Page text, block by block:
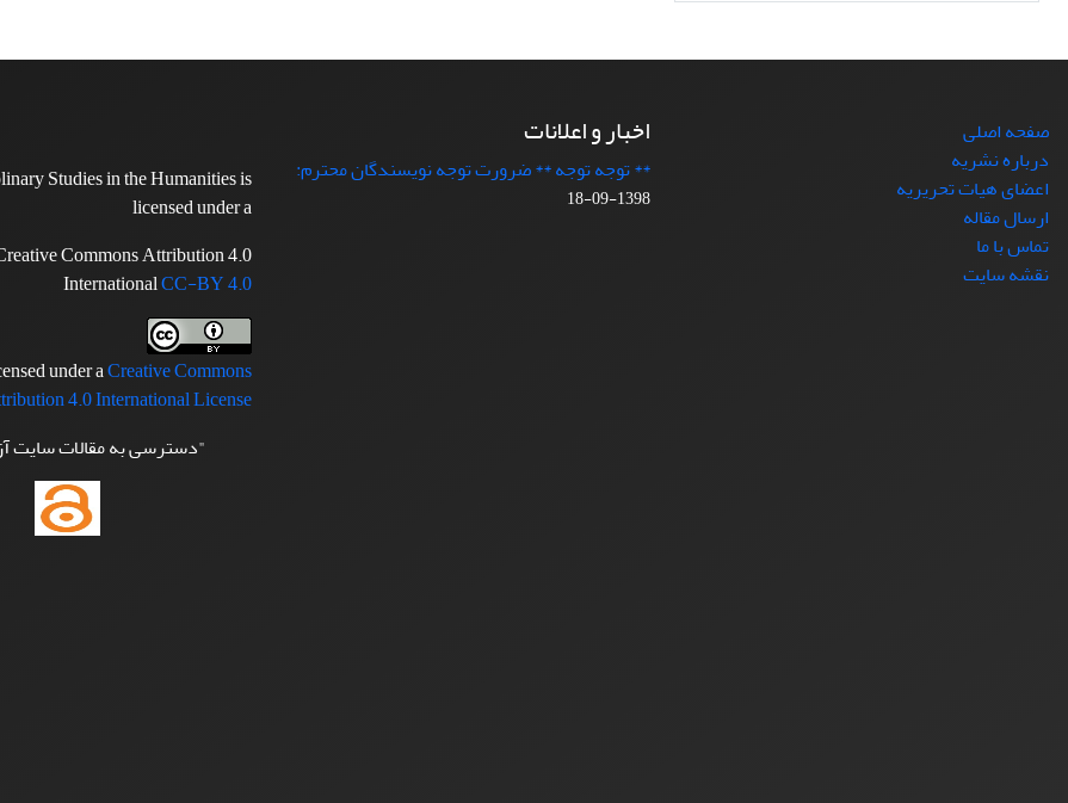
صفحه اصلی
درباره نشریه
اعضای هیات تحریریه
ارسال مقاله
تماس با ما
نقشه سایت
اخبار و اعلانات
** توجه توجه ** ضرورت توجه نویسندگان محترم:
1398-09-18
Studies in the Humanities is
licensed under a
Commons Attribution 4.0
InternationalCC-BY 4.0
under aCreative Commons
4.0 International License
"دسترسی به مقالات سایت